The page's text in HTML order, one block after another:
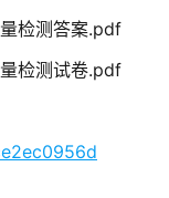
检测答案.pdf
检测试卷.pdf